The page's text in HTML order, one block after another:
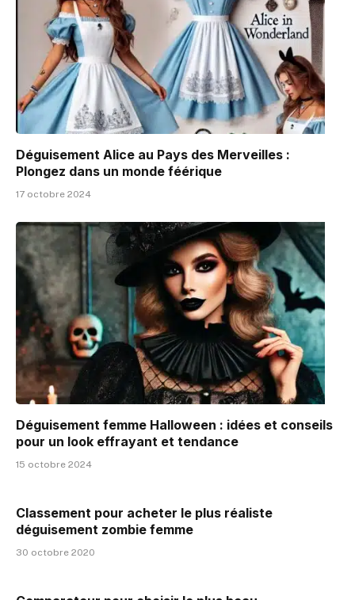
Déguisement Alice au Pays des Merveilles :
Plongez dans un monde féérique
17 octobre 2024
Déguisement femme Halloween : idées et conseils
pour un look effrayant et tendance
15 octobre 2024
Classement pour acheter le plus réaliste
déguisement zombie femme
30 octobre 2020